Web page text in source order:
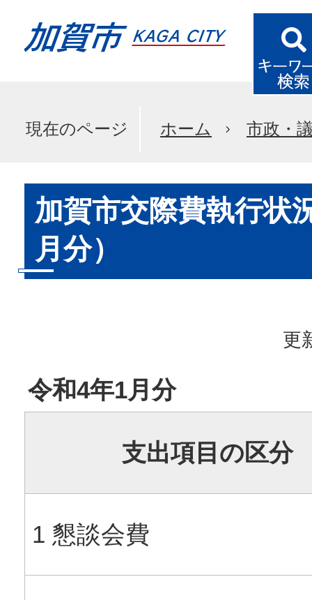
現在のページ ホーム 市政・
加賀市交際費執行状
月分）
更
令和4年1月分
支出項目の区分
1 懇談会費